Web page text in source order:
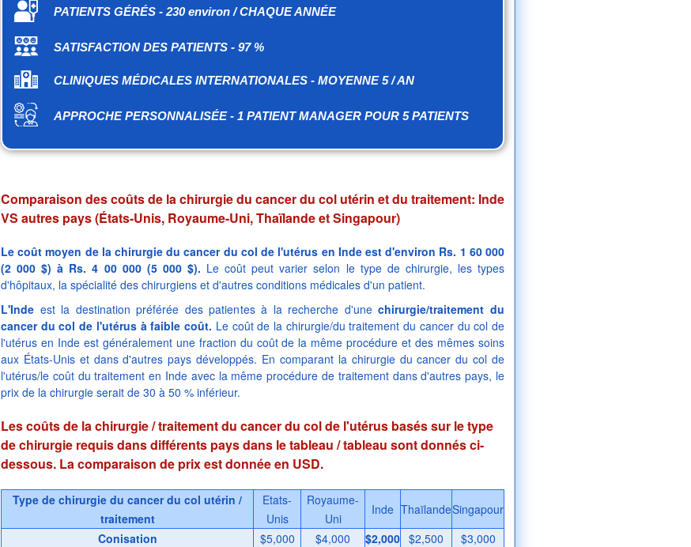
PATIENTS GÉRÉS - 230 environ / CHAQUE ANNÉE
SATISFACTION DES PATIENTS - 97 %
CLINIQUES MÉDICALES INTERNATIONALES - MOYENNE 5 / AN
APPROCHE PERSONNALISÉE - 1 PATIENT MANAGER POUR 5 PATIENTS
Comparaison des coûts de la chirurgie du cancer du col utérin et du traitement: Inde
VS autres pays (États-Unis, Royaume-Uni, Thaïlande et Singapour)
Le coût moyen de la chirurgie du cancer du col de l'utérus en Inde est d'environ Rs. 1 60 000
(2 000 $) à Rs. 4 00 000 (5 000 $). Le coût peut varier selon le type de chirurgie, les types
d'hôpitaux, la spécialité des chirurgiens et d'autres conditions médicales d'un patient.
L'Inde est la destination préférée des patientes à la recherche d'unechirurgie/traitement du
cancer du col de l'utérus à faible coût. Le coût de la chirurgie/du traitement du cancer du col de
l'utérus en Inde est généralement une fraction du coût de la même procédure et des mêmes soins
aux États-Unis et dans d'autres pays développés. En comparant la chirurgie du cancer du col de
l'utérus/le coût du traitement en Inde avec la même procédure de traitement dans d'autres pays, le
prix de la chirurgie serait de 30 à 50 % inférieur.
Les coûts de la chirurgie / traitement du cancer du col de l'utérus basés sur le type
de chirurgie requis dans différents pays dans le tableau / tableau sont donnés ci-
dessous. La comparaison de prix est donnée en USD.
Type de chirurgie du cancer du col utérin /
traitement
Etats-
Unis
Royaume-
Uni
Inde ThaïlandeSingapour
Conisation
$5,000 $4,000 $2,000 $2,500
$3,000